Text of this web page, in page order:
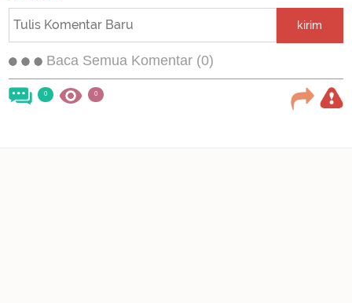
kirim
Baca Semua Komentar (0)
0 0